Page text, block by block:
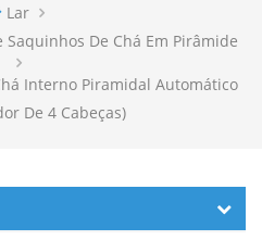
Lar
De Chá Em Pirâmide
Interno Piramidal Automático
De 4 Cabeças)